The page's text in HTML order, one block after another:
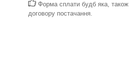
Форма сплати будб яка,
договору постачання.